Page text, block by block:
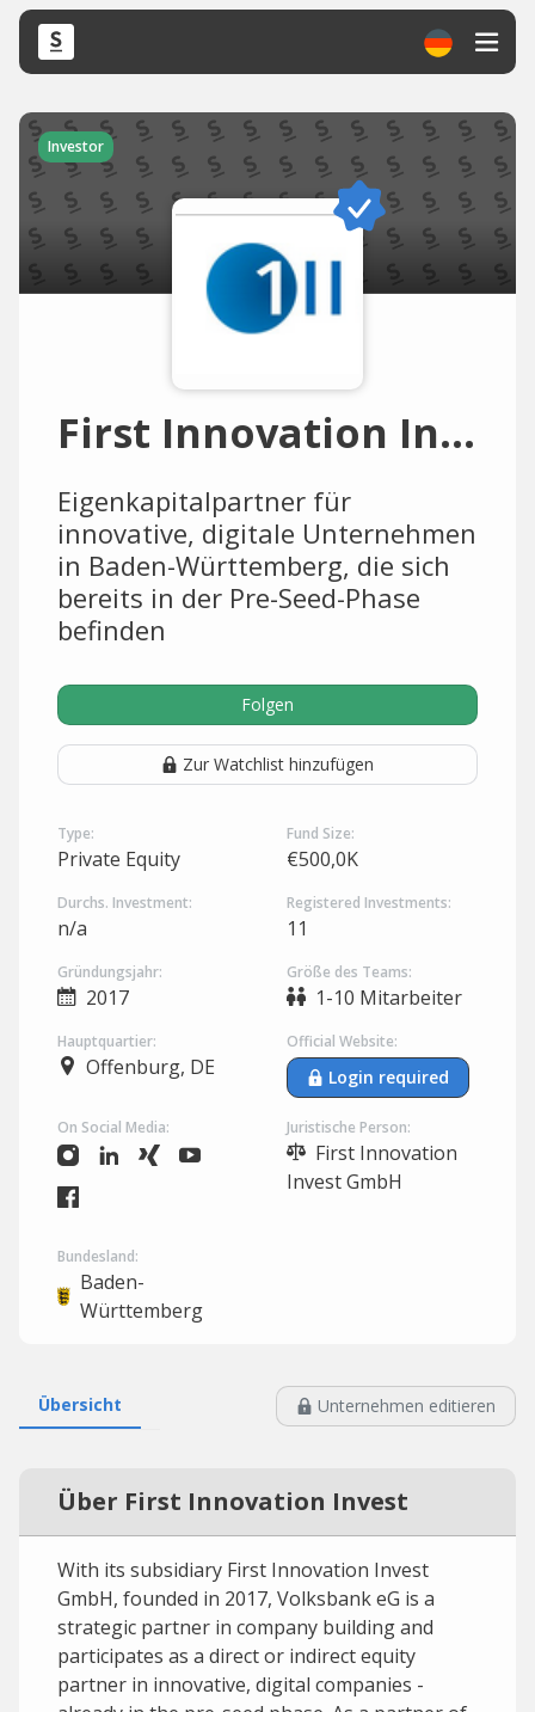
Investor
First Innovation Invest
Eigenkapitalpartner für
innovative, digitale Unternehmen
in Baden-Württemberg, die sich
bereits in der Pre-Seed-Phase
befinden
Folgen
Zur Watchlist hinzufügen
Type:
Private Equity
Fund Size:
€500,0K
Durchs. Investment:
n/a
Registered Investments:
11
Gründungsjahr:
2017
Größe des Teams:
1-10 Mitarbeiter
Hauptquartier:
Offenburg, DE
Official Website:
Login required
On Social Media: Juristische Person:
First Innovation
Invest GmbH
Bundesland:
Baden-
Württemberg
Übersicht Unternehmen editieren
Über First Innovation Invest
With its subsidiary First Innovation Invest
GmbH, founded in 2017, Volksbank eG is a
strategic partner in company building and
participates as a direct or indirect equity
partner in innovative, digital companies -